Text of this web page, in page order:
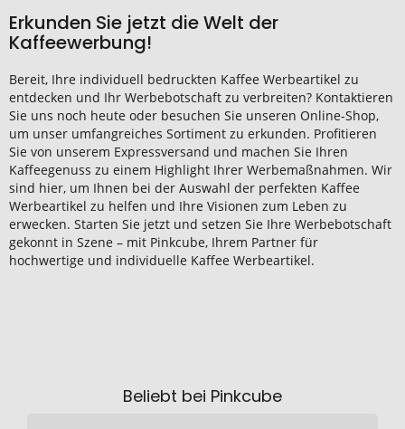
Erkunden Sie jetzt die Welt der
Kaffeewerbung!
Bereit, Ihre individuell bedruckten Kaffee Werbeartikel zu
entdecken und Ihr Werbebotschaft zu verbreiten? Kontaktieren
Sie uns noch heute oder besuchen Sie unseren Online-Shop,
um unser umfangreiches Sortiment zu erkunden. Profitieren
Sie von unserem Expressversand und machen Sie Ihren
Kaffeegenuss zu einem Highlight Ihrer Werbemaßnahmen. Wir
sind hier, um Ihnen bei der Auswahl der perfekten Kaffee
Werbeartikel zu helfen und Ihre Visionen zum Leben zu
erwecken. Starten Sie jetzt und setzen Sie Ihre Werbebotschaft
gekonnt in Szene – mit Pinkcube, Ihrem Partner für
hochwertige und individuelle Kaffee Werbeartikel.
Beliebt bei Pinkcube